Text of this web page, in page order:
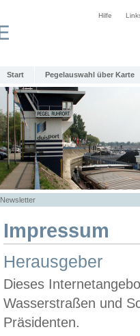
Hilfe
Start Pegelauswahl über Karte
Newsletter
Impressum
Herausgeber
Dieses
Wasserstraßen und
Präsidenten.